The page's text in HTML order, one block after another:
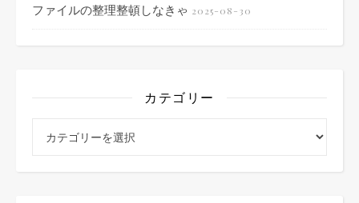
ファイルの整理整頓しなきゃ 2025-08-30
カテゴリー